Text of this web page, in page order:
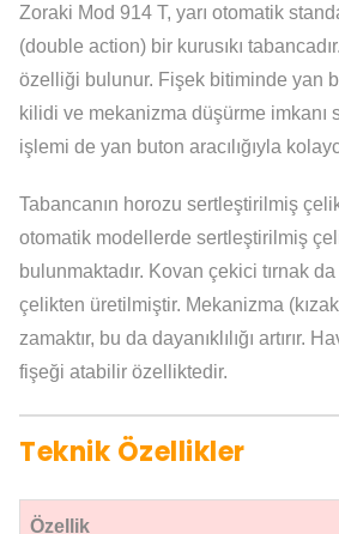
Zoraki Mod 914 T, yarı otomatik
(double action) bir kurusıkı
özelliği bulunur. Fişek bitiminde yan
kilidi ve mekanizma düşürme imkanı
işlemi de yan buton aracılığıyla
Tabancanın horozu sertleştirilmiş
otomatik modellerde sertleştirilmiş
bulunmaktadır. Kovan çekici tırnak
çelikten üretilmiştir. Mekanizma
zamaktır, bu da dayanıklılığı artırır.
fişeği atabilir özelliktedir.
Teknik Özellikler
Özellik